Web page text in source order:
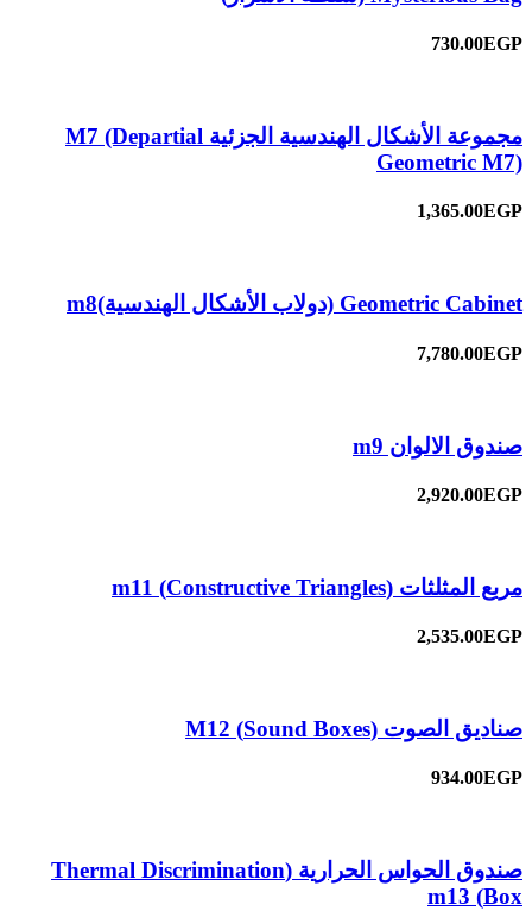
730.00EGP
مجموعة الأشكال الهندسية الجزئية M7 (Departial
Geometric M7)
1,365.00EGP
Geometric Cabinet (دولاب الأشكال الهندسية)m8
7,780.00EGP
صندوق الالوان m9
2,920.00EGP
مربع المثلثات (Constructive Triangles) m11
2,535.00EGP
صناديق الصوت (Sound Boxes) M12
934.00EGP
صندوق الحواس الحرارية (Thermal Discrimination
Box) m13